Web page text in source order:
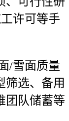
许可等手
/雪面质量
筛选、备用
团队储蓄等